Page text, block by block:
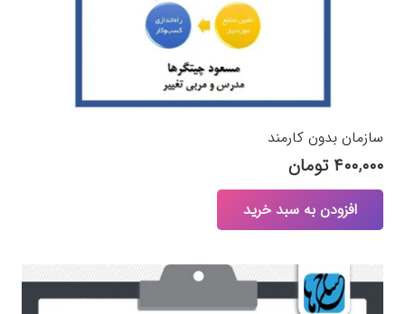
سازمان بدون کارمند
۴۰۰,۰۰۰ تومان
افزودن به سبد خرید